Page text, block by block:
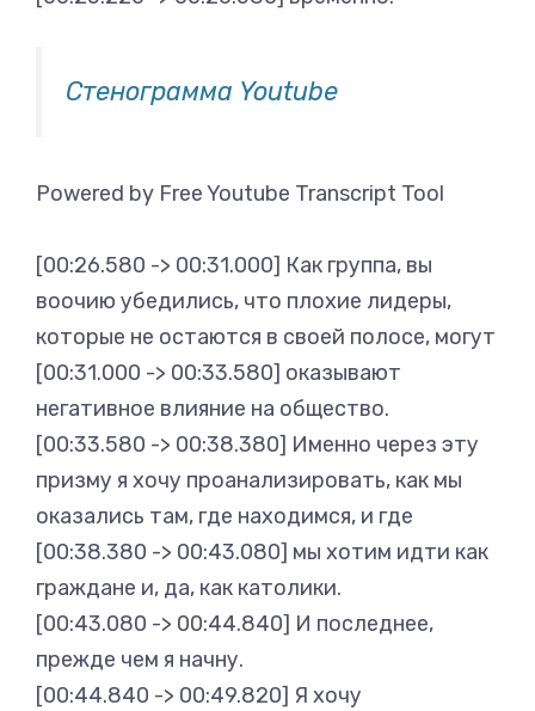
Стенограмма Youtube
Powered by Free Youtube Transcript Tool
[00:26.580 -> 00:31.000] Как группа, вы
воочию убедились, что плохие лидеры,
которые не остаются в своей полосе, могут
[00:31.000 -> 00:33.580] оказывают
негативное влияние на общество.
[00:33.580 -> 00:38.380] Именно через эту
призму я хочу проанализировать, как мы
оказались там, где находимся, и где
[00:38.380 -> 00:43.080] мы хотим идти как
граждане и, да, как католики.
[00:43.080 -> 00:44.840] И последнее,
прежде чем я начну.
[00:44.840 -> 00:49.820] Я хочу